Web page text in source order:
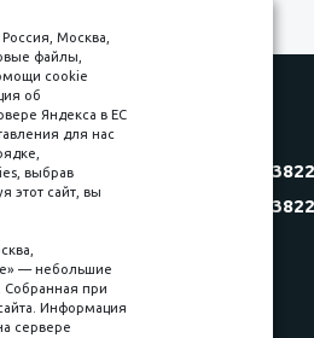
6, стр. 16
60-70-30
22-77-68
8
8
Москва,
файлы,
cookie
об
Яндекса в ЕС
для нас
выбрав
этот сайт, вы
— небольшие
Собранная при
Информация
сервере